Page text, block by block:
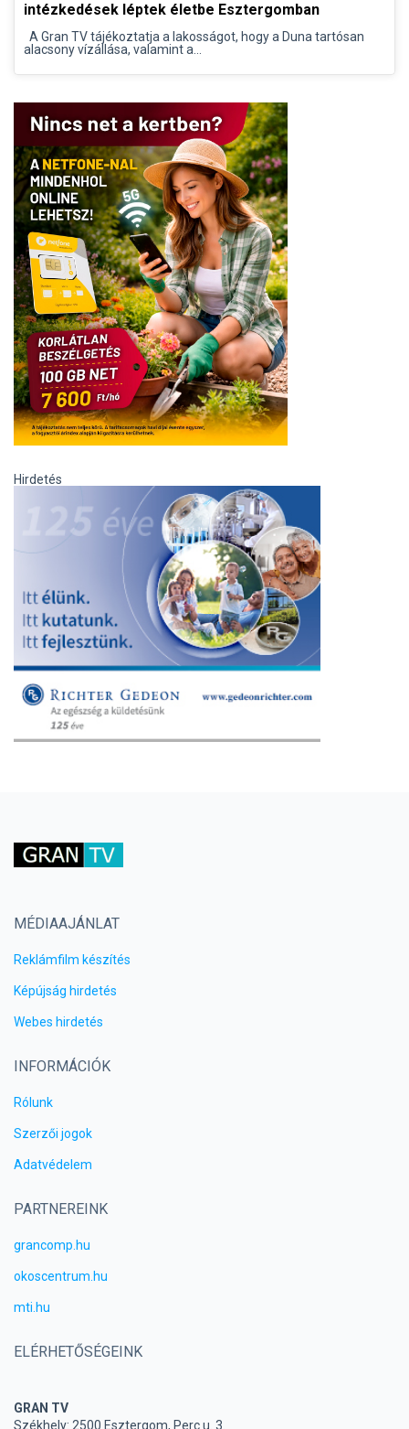
intézkedések léptek életbe Esztergomban
A Gran TV tájékoztatja a lakosságot, hogy a Duna tartósan
alacsony vízállása, valamint a...
Hirdetés
MÉDIAAJÁNLAT
Reklámfilm készítés
Képújság hirdetés
Webes hirdetés
INFORMÁCIÓK
Rólunk
Szerzői jogok
Adatvédelem
PARTNEREINK
grancomp.hu
okoscentrum.hu
mti.hu
ELÉRHETŐSÉGEINK
GRAN TV
Székhely: 2500 Esztergom, Perc u. 3.